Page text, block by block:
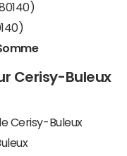
Cerisy-Buleux
Cerisy-Buleux